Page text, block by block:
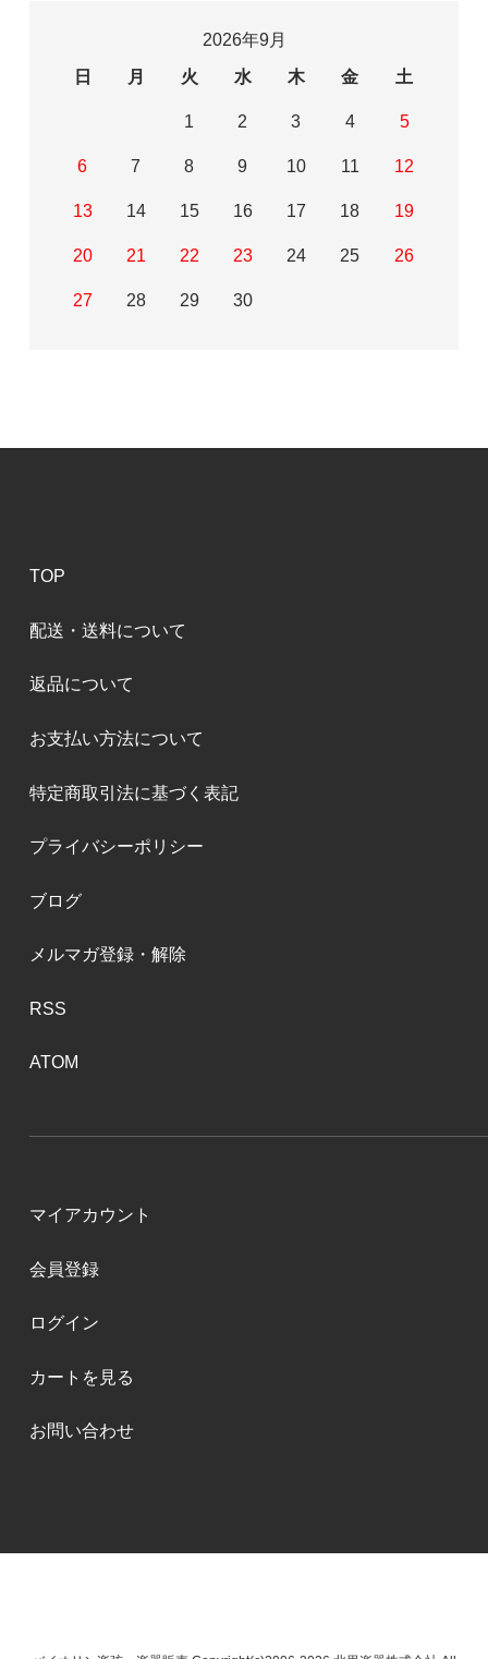
2026年9月
日
月 火 水 木 金 土
1 2 3 4 5
6 7 8 9 10 11 12
13 14 15 16 17 18 19
20 21 22 23 24 25 26
27 28 29 30
TOP
配送・送料について
返品について
お支払い方法について
特定商取引法に基づく表記
プライバシーポリシー
ブログ
メルマガ登録・解除
RSS
ATOM
マイアカウント
会員登録
ログイン
カートを見る
お問い合わせ